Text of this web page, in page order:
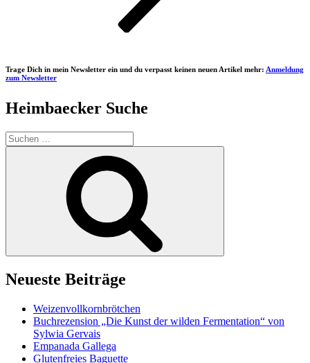
Trage Dich in mein Newsletter ein und du verpasst keinen neuen Artikel mehr: Anmeldung
zum Newsletter
Heimbaecker Suche
Suchen
nach:
Neueste Beiträge
Weizenvollkornbrötchen
Buchrezension „Die Kunst der wilden Fermentation“ von
Sylwia Gervais
Empanada Gallega
Glutenfreies Baguette